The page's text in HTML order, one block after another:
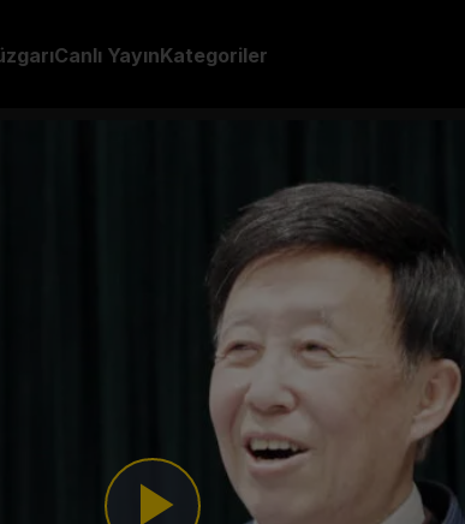
Canlı YayınKategoriler
bu geleneksel sanatın son yıllarda yeniden